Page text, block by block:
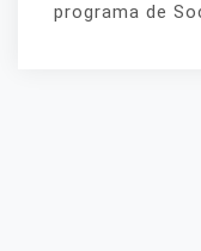
programa de